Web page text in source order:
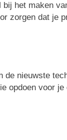
het maken
zorgen dat je
nieuwste
opdoen voor